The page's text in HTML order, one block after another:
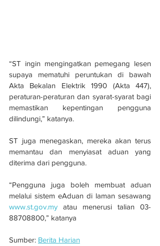
“ST ingin mengingatkan pemegang lesen
supaya mematuhi peruntukan di bawah
Akta Bekalan Elektrik 1990 (Akta 447),
peraturan-peraturan dan syarat-syarat bagi
memastikan kepentingan pengguna
dilindungi,” katanya.
ST juga menegaskan, mereka akan terus
memantau dan menyiasat aduan yang
diterima dari pengguna.
“Pengguna juga boleh membuat aduan
www.st.gov.my atau menerusi talian 03-
88708800,” katanya
Sumber: Berita Harian